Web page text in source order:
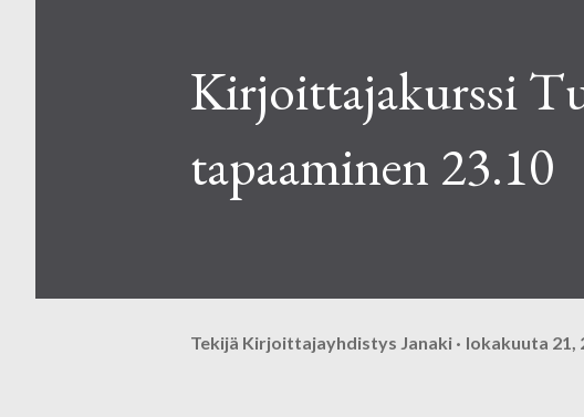
Kirjoittajakurssi
tapaaminen 23.10
Tekijä Kirjoittajayhdistys Janaki lokakuuta 21,